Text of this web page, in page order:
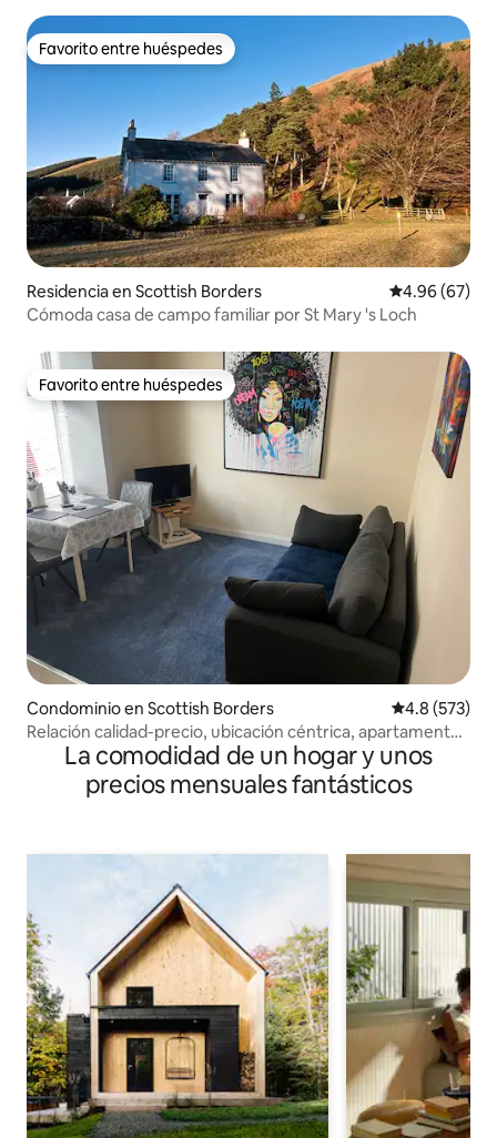
Favorito entre huéspedes
Favorito entre huéspedes
Residencia en Scottish Borders Calificación
4.96 (67)
Cómoda casa de campo familiar por St Mary 's Loch
Favorito entre huéspedes
Favorito entre huéspedes
Condominio en Scottish Borders Calificación
4.8 (573)
Relación calidad-precio, ubicación céntrica, apartamento
de 1 dormitorio
La comodidad de un hogar y unos
precios mensuales fantásticos